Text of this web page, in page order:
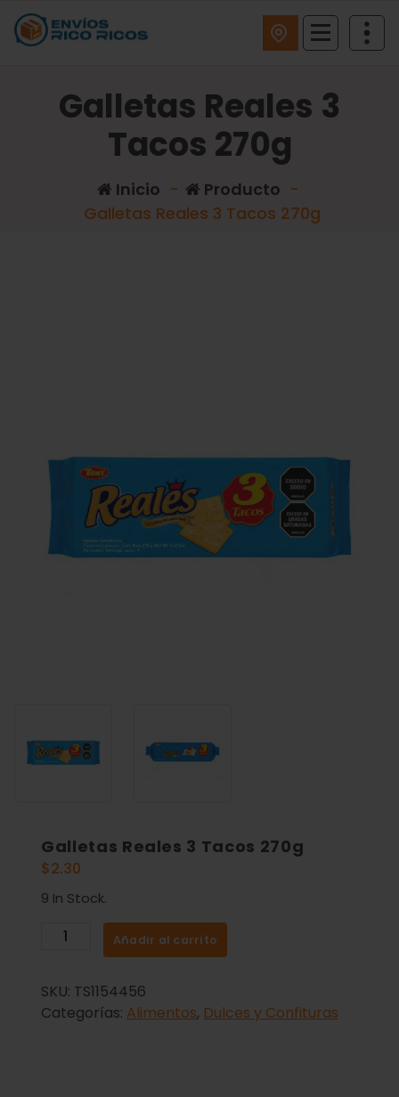
Galletas Reales 3
Tacos 270g
Inicio - Producto -
Galletas Reales 3 Tacos 270g
Galletas Reales 3 Tacos 270g
$2.30
9 In Stock.
Añadir al carrito
SKU: TS1154456
Categorías: Alimentos, Dulces y Confituras